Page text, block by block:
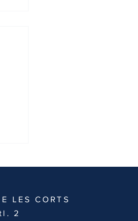
LES CORTS
2